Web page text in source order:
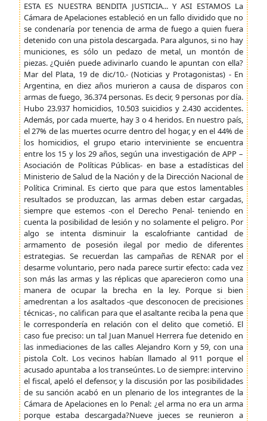
ESTA ES NUESTRA BENDITA JUSTICIA... Y ASI ESTAMOS La
Cámara de Apelaciones estableció en un fallo dividido que no
se condenaría por tenencia de arma de fuego a quien fuera
detenido con una pistola descargada. Para algunos, si no hay
municiones, es sólo un pedazo de metal, un montón de
piezas. ¿Quién puede adivinarlo cuando le apuntan con ella?
Mar del Plata, 19 de dic/10.- (Noticias y Protagonistas) - En
Argentina, en diez años murieron a causa de disparos con
armas de fuego, 36.374 personas. Es decir, 9 personas por día.
Hubo 23.937 homicidios, 10.503 suicidios y 2.430 accidentes.
Además, por cada muerte, hay 3 o 4 heridos. En nuestro país,
el 27% de las muertes ocurre dentro del hogar, y en el 44% de
los homicidios, el grupo etario interviniente se encuentra
entre los 15 y los 29 años, según una investigación de APP –
Asociación de Políticas Públicas- en base a estadísticas del
Ministerio de Salud de la Nación y de la Dirección Nacional de
Política Criminal. Es cierto que para que estos lamentables
resultados se produzcan, las armas deben estar cargadas,
siempre que estemos -con el Derecho Penal- teniendo en
cuenta la posibilidad de lesión y no solamente el peligro. Por
algo se intenta disminuir la escalofriante cantidad de
armamento de posesión ilegal por medio de diferentes
estrategias. Se recuerdan las campañas de RENAR por el
desarme voluntario, pero nada parece surtir efecto: cada vez
son más las armas y las réplicas que aparecieron como una
manera de ocupar la brecha en la ley. Porque si bien
amedrentan a los asaltados -que desconocen de precisiones
técnicas-, no califican para que el asaltante reciba la pena que
le correspondería en relación con el delito que cometió. El
caso fue preciso: un tal Juan Manuel Herrera fue detenido en
las inmediaciones de las calles Alejandro Korn y 59, con una
pistola Colt. Los vecinos habían llamado al 911 porque el
acusado apuntaba a los transeúntes. Lo de siempre: intervino
el fiscal, apeló el defensor, y la discusión por las posibilidades
de su sanción acabó en un plenario de los integrantes de la
Cámara de Apelaciones en lo Penal: ¿el arma no era un arma
porque estaba descargada?Nueve jueces se reunieron a